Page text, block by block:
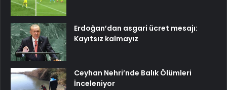
Erdoğan’dan asgari ücret mesajı:
Kayıtsız kalmayız
Ceyhan Nehri’nde Balık Ölümleri
İnceleniyor